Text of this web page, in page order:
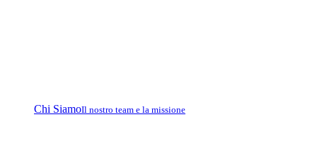
Chi SiamoIl nostro team e la missione